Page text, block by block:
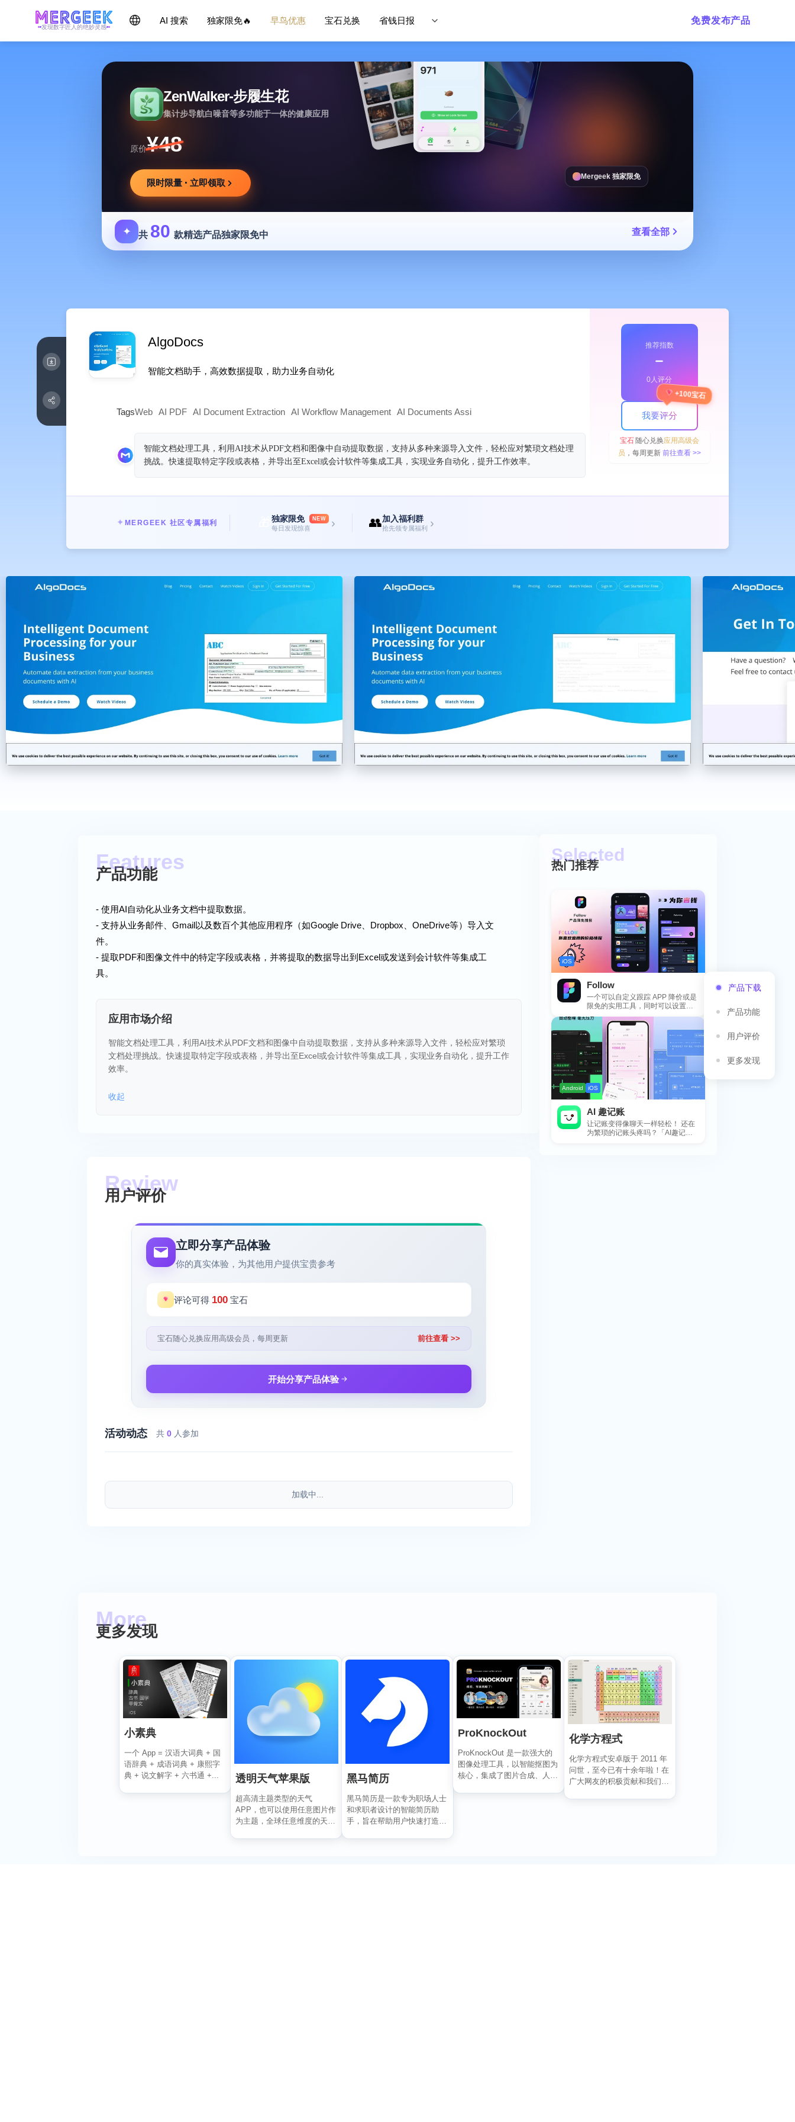
发现数字匠人的绝妙灵感
AI 搜索 独家限免🔥 早鸟优惠 宝石兑换 省钱日报 免费发布产品
ZenWalker-步履生花
集计步导航白噪音等多功能于一体的健康应用
原价¥48
限时限量 · 立即领取
Mergeek 独家限免
✦ 共 80 款精选产品独家限免中 查看全部
AlgoDocs
智能文档助手，高效数据提取，助力业务自动化
TagsWeb AI PDF AI Document Extraction AI Workflow Management AI Documents Assistant
智能文档处理工具，利用AI技术从PDF文档和图像中自动提取数据，支持从多种来源导入文件，轻松应对繁琐文档处理
挑战。快速提取特定字段或表格，并导出至Excel或会计软件等集成工具，实现业务自动化，提升工作效率。
推荐指数
﹣
0人评分
我要评分
+100宝石
宝石随心兑换应用高级会
员 ，每周更新 前往查看 >>
✦ MERGEEK 社区专属福利 独家限免 NEW
每日发现惊喜 › 👥加入福利群
抢先领专属福利 ›
产品下载
产品功能
用户评价
更多发现
产品功能
- 使用AI自动化从业务文档中提取数据。
- 支持从业务邮件、Gmail以及数百个其他应用程序（如Google Drive、Dropbox、OneDrive等）导入文
件。
- 提取PDF和图像文件中的特定字段或表格，并将提取的数据导出到Excel或发送到会计软件等集成工
具。
应用市场介绍
智能文档处理工具，利用AI技术从PDF文档和图像中自动提取数据，支持从多种来源导入文件，轻松应对繁琐
文档处理挑战。快速提取特定字段或表格，并导出至Excel或会计软件等集成工具，实现业务自动化，提升工作
效率。
收起
用户评价
立即分享产品体验
你的真实体验，为其他用户提供宝贵参考
评论可得 100 宝石
宝石随心兑换应用高级会员，每周更新 前往查看 >>
开始分享产品体验
活动动态 共 0 人参加
加载中...
热门推荐
iOS
Follow
一个可以自定义跟踪 APP 降价或是
限免的实用工具，同时可以设置包
括 APP，游戏，热门类和精选类
Android iOS
AI 趣记账
让记账变得像聊天一样轻松！ 还在
为繁琐的记账头疼吗？「AI趣记
更多发现
小素典
一个 App = 汉语大词典 + 国
语辞典 + 成语词典 + 康熙字
典 + 说文解字 + 六书通 +...
透明天气苹果版
超高清主题类型的天气
APP，也可以使用任意图片作
为主题，全球任意维度的天气
黑马简历
黑马简历是一款专为职场人士
和求职者设计的智能简历助
手，旨在帮助用户快速打造专
ProKnockOut
ProKnockOut 是一款强大的
图像处理工具，以智能抠图为
核心，集成了图片合成、人像
化学方程式
化学方程式安卓版于 2011 年
问世，至今已有十余年啦！在
广大网友的积极贡献和我们的